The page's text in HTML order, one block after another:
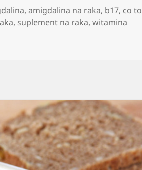
,amigdalina na raka, b17, co to
, suplement na raka,witamina